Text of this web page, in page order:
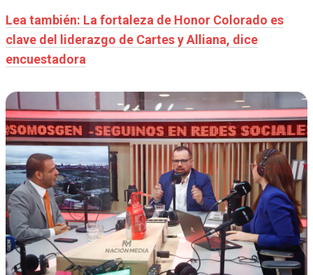
Lea también: La fortaleza de Honor Colorado es
clave del liderazgo de Cartes y Alliana, dice
encuestadora